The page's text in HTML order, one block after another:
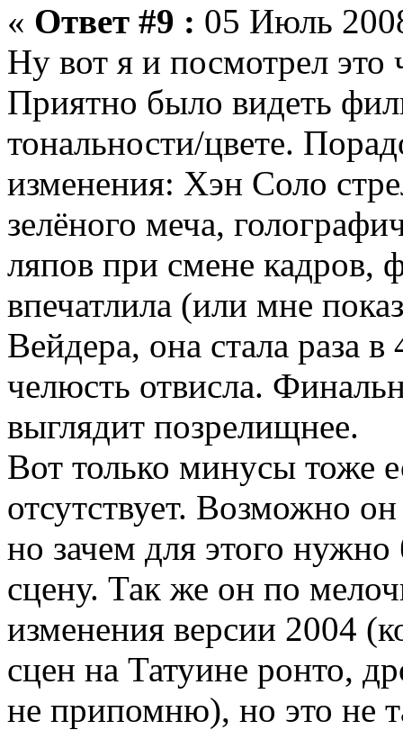
« Ответ #9 : 05 Июль
Ну вот я и посмотрел это
Приятно было видеть
тональности/цвете.
изменения: Хэн Соло
зелёного меча,
ляпов при смене кадров,
впечатлила (или мне
Вейдера, она стала раза
челюсть отвисла.
выглядит позрелищнее.
Вот только минусы тоже
отсутствует. Возможно
но зачем для этого
сцену. Так же он по
изменения версии 2004
сцен на Татуине ронто,
не припомню), но это не